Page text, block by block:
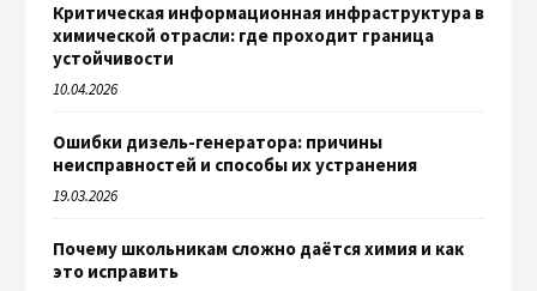
Критическая информационная инфраструктура в
химической отрасли: где проходит граница
устойчивости
10.04.2026
Ошибки дизель-генератора: причины
неисправностей и способы их устранения
19.03.2026
Почему школьникам сложно даётся химия и как
это исправить